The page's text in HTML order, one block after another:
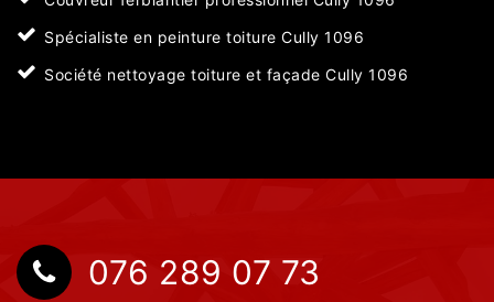
Spécialiste en peinture toiture Cully 1096
Société nettoyage toiture et façade Cully 1096
076 289 07 73